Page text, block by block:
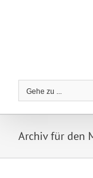
Gehe zu ...
Archiv für den